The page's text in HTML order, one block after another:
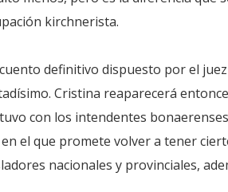
kirchnerista.
definitivo dispuesto por el
Cristina reaparecerá
con los intendentes
el que promete volver a tener
nacionales y provinciales,